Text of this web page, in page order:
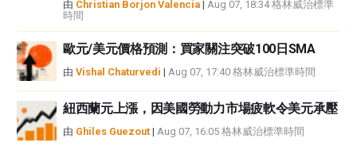
由 Christian Borjon Valencia | Aug 07, 18:34 格林威治標準
時間
歐元/美元價格預測：買家關注突破100日SMA
由 Vishal Chaturvedi | Aug 07, 17:40 格林威治標準時間
紐西蘭元上漲，因美國勞動力市場疲軟令美元承壓
由 Ghiles Guezout | Aug 07, 16:05 格林威治標準時間